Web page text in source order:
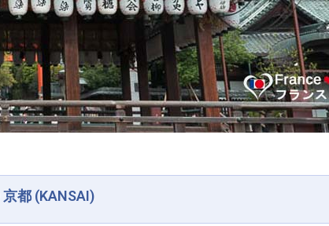
京都 (KANSAI)